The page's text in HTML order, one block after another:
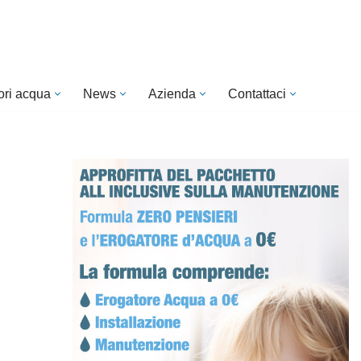
acqua News Azienda Contattaci